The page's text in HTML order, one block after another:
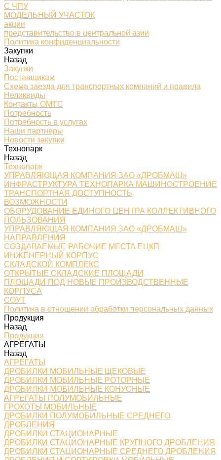
С ЧПУ
МОДЕЛЬНЫЙ УЧАСТОК
акции
представительство в центральной азии
Политика конфиденциальности
Закупки
Назад
Закупки
Поставщикам
Схема заезда для транспортных компаний и правила
Неликвиды
Контакты ОМТС
Потребность
Потребность в услугах
Наши партнеры
Новости закупки
Технопарк
Назад
Технопарк
УПРАВЛЯЮЩАЯ КОМПАНИЯ ЗАО «ДРОБМАШ»
ИНФРАСТРУКТУРА ТЕХНОПАРКА МАШИНОСТРОЕНИЕ
ТРАНСПОРТНАЯ ДОСТУПНОСТЬ
ВОЗМОЖНОСТИ
ОБОРУДОВАНИЕ ЕДИНОГО ЦЕНТРА КОЛЛЕКТИВНОГО
ПОЛЬЗОВАНИЯ
УПРАВЛЯЮЩАЯ КОМПАНИЯ ЗАО «ДРОБМАШ»
НАПРАВЛЕНИЯ
СОЗДАВАЕМЫЕ РАБОЧИЕ МЕСТА ЕЦКП
ИНЖЕНЕРНЫЙ КОРПУС
СКЛАДСКОЙ КОМПЛЕКС
ОТКРЫТЫЕ СКЛАДСКИЕ ПЛОЩАДИ
ПЛОЩАДИ ПОД НОВЫЕ ПРОИЗВОДСТВЕННЫЕ
КОРПУСА
СОУТ
Политика в отношении обработки персональных данных
Продукция
Назад
Продукция
АГРЕГАТЫ
Назад
АГРЕГАТЫ
ДРОБИЛКИ МОБИЛЬНЫЕ ЩЕКОВЫЕ
ДРОБИЛКИ МОБИЛЬНЫЕ РОТОРНЫЕ
ДРОБИЛКИ МОБИЛЬНЫЕ КОНУСНЫЕ
АГРЕГАТЫ ПОЛУМОБИЛЬНЫЕ
ГРОХОТЫ МОБИЛЬНЫЕ
ДРОБИЛКИ ПОЛУМОБИЛЬНЫЕ СРЕДНЕГО
ДРОБЛЕНИЯ
ДРОБИЛКИ СТАЦИОНАРНЫЕ
ДРОБИЛКИ СТАЦИОНАРНЫЕ КРУПНОГО ДРОБЛЕНИЯ
ДРОБИЛКИ СТАЦИОНАРНЫЕ СРЕДНЕГО ДРОБЛЕНИЯ